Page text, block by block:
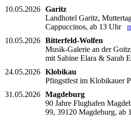
10.05.2026 Garitz
Landhotel Garitz,
Cappuccinos, ab 13 Uhr
10.05.2026 Bitterfeld-Wolfen
Musik-Galerie an der
mit Sabine Elara & Sarah
24.05.2026 Klobikau
Pfingstfest im Klobikauer
31.05.2026 Magdeburg
90 Jahre Flughafen
99, 39120 Magdeburg, ab